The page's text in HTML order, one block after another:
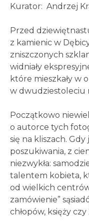
Kurator: Andrzej
Przed
z kamienic w
zniszczonych
widniały
które mieszkały w
w dwudziestoleciu
Początkowo
o autorce tych
się na kliszach.
poszukiwania, z
niezwykła:
talentem kobieta,
od wielkich
zamówienie”
chłopów, księży czy